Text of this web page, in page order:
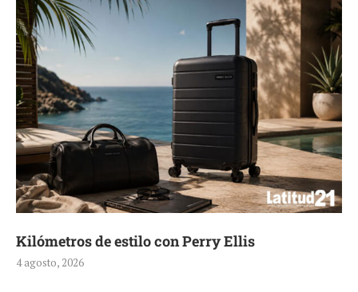
Kilómetros de estilo con Perry Ellis
4 agosto, 2026